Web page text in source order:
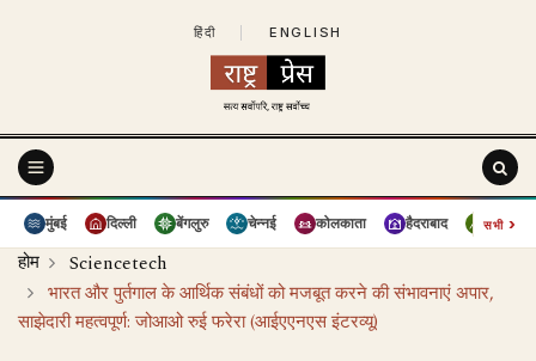
हिंदी ENGLISH
मुंबई दिल्ली बेंगलुरु चेन्नई कोलकाता हैदराबाद पुणे
सभी›
होम
Sciencetech
भारत और पुर्तगाल के आर्थिक संबंधों को मजबूत करने की संभावनाएं अपार,
साझेदारी महत्वपूर्ण: जोआओ रुई फरेरा (आईएएनएस इंटरव्यू)